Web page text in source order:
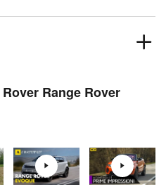
Range Rover